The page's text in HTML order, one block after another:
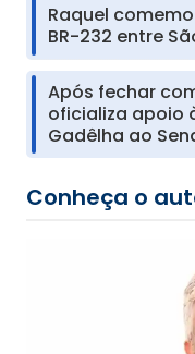
Raquel
BR-232 entre
Após fechar
oficializa apoio
Gadêlha ao
Conheça o